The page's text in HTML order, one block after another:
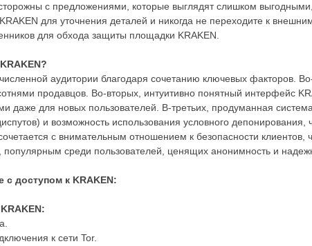
с предложениями, которые выглядят слишком
для уточнения деталей и никогда не переходите к
для обхода защиты площадки KRAKEN.
аудитории благодаря сочетанию ключевых факторов.
продавцов. Во-вторых, интуитивно понятный интерфейс
даже для новых пользователей. В-третьих, продуманная
и возможность использования условного депонирования,
с внимательным отношением к безопасности клиентов,
среди пользователей, ценящих анонимность и
доступом к KRAKEN:
к сети Tor.